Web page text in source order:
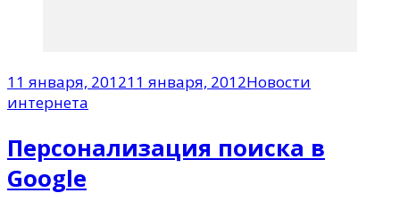
11 января, 201211 января, 2012Новости
интернета
Персонализация поиска в
Google